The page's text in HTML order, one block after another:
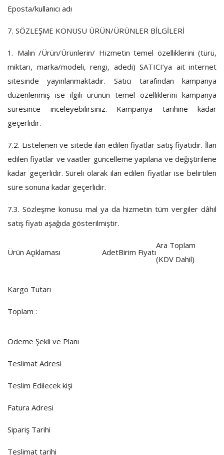
Eposta/kullanıcı adı
7. SÖZLEŞME KONUSU ÜRÜN/ÜRÜNLER BİLGİLERİ
1. Malın /Ürün/Ürünlerin/ Hizmetin temel özelliklerini (türü,
miktarı, marka/modeli, rengi, adedi) SATICI’ya ait internet
sitesinde yayınlanmaktadır. Satıcı tarafından kampanya
düzenlenmiş ise ilgili ürünün temel özelliklerini kampanya
süresince inceleyebilirsiniz. Kampanya tarihine kadar
geçerlidir.
7.2. Listelenen ve sitede ilan edilen fiyatlar satış fiyatıdır. İlan
edilen fiyatlar ve vaatler güncelleme yapılana ve değiştirilene
kadar geçerlidir. Süreli olarak ilan edilen fiyatlar ise belirtilen
süre sonuna kadar geçerlidir.
7.3. Sözleşme konusu mal ya da hizmetin tüm vergiler dâhil
satış fiyatı aşağıda gösterilmiştir.
Ürün Açıklaması AdetBirim Fiyatı
Ara Toplam
(KDV Dahil)
Kargo Tutarı
Toplam :
Ödeme Şekli ve Planı
Teslimat Adresi
Teslim Edilecek kişi
Fatura Adresi
Sipariş Tarihi
Teslimat tarihi